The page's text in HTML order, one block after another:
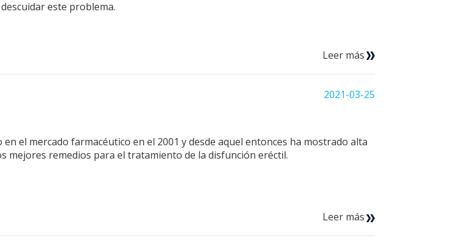
este problema.
Leer más
2021-03-25
el mercado farmacéutico en el 2001 y desde aquel entonces ha mostrado alta
mejores remedios para el tratamiento de la disfunción eréctil.
Leer más